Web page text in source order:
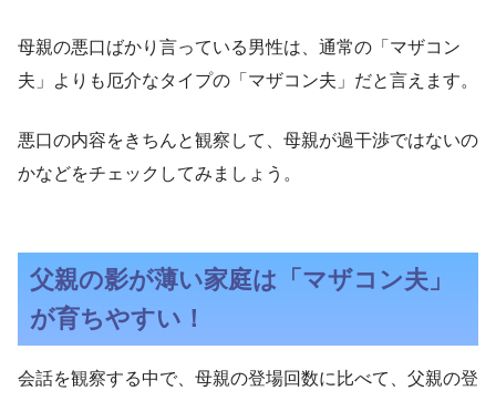
母親の悪口ばかり言っている男性は、通常の「マザコン
夫」よりも厄介なタイプの「マザコン夫」だと言えます。
悪口の内容をきちんと観察して、母親が過干渉ではないの
かなどをチェックしてみましょう。
父親の影が薄い家庭は「マザコン夫」
が育ちやすい！
会話を観察する中で、母親の登場回数に比べて、父親の登